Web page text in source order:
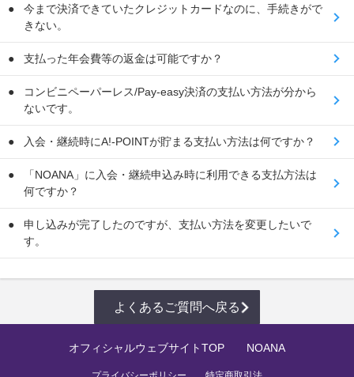
今まで決済できていたクレジットカードなのに、手続きがで
きない。
支払った年会費等の返金は可能ですか？
コンビニペーパーレス/Pay-easy決済の支払い方法が分から
ないです。
入会・継続時にA!-POINTが貯まる支払い方法は何ですか？
「NOANA」に入会・継続申込み時に利用できる支払方法は
何ですか？
申し込みが完了したのですが、支払い方法を変更したいで
す。
よくあるご質問へ戻る
オフィシャルウェブサイトTOP NOANA